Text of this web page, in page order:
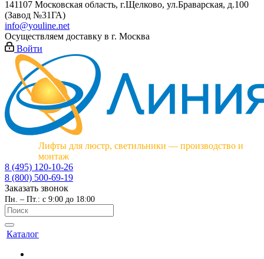
141107 Московская область, г.Щелково, ул.Браварская, д.100
(Завод №31ГА)
info@youline.net
Осуществляем доставку в г. Москва
Войти
Лифты для люстр, светильники — производство и
монтаж
8 (495) 120-10-26
8 (800) 500-69-19
Заказать звонок
Пн. – Пт.: с 9:00 до 18:00
Каталог